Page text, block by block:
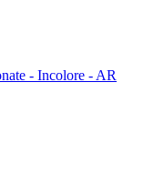
- Incolore - AR